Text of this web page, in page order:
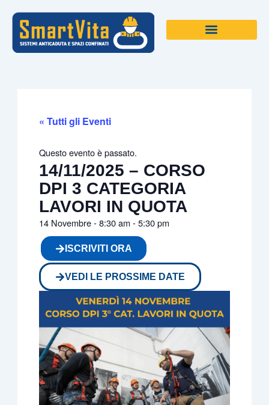
contenuto
« Tutti gli Eventi
Questo evento è passato.
14/11/2025 – CORSO
DPI 3 CATEGORIA
LAVORI IN QUOTA
14 Novembre -8:30 am -5:30 pm
ISCRIVITI ORA
VEDI LE PROSSIME DATE